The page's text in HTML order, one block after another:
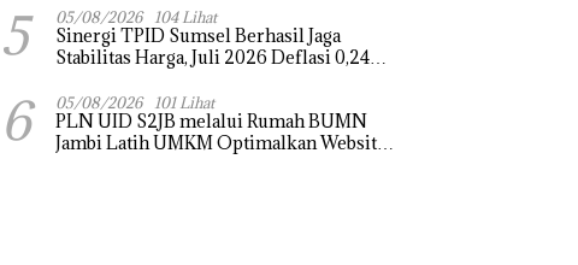
Tradisional
5 05/08/2026 104 Lihat
Sinergi TPID Sumsel Berhasil Jaga
Stabilitas Harga, Juli 2026 Deflasi 0,24
Tahun Ajaran Baru
6 05/08/2026 101 Lihat
PLN UID S2JB melalui Rumah BUMN
Jambi Latih UMKM Optimalkan Website